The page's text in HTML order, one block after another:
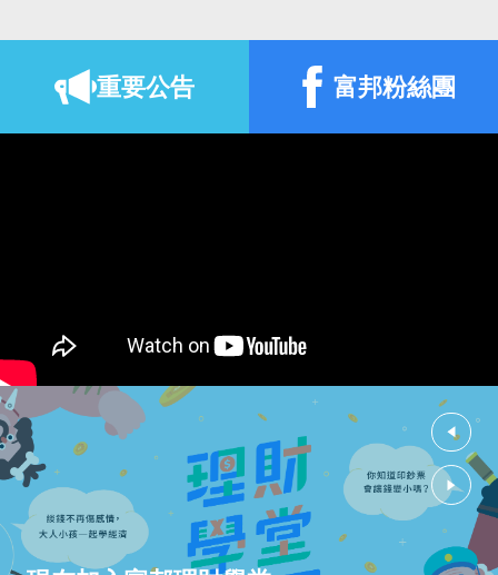
富邦金控連續16年榮獲《亞洲公司
治理》雜誌肯定
董事長蔡明興獲頒亞洲最佳執行長獎 展現公司治理與
02
2026.07
美國托雷多美術館52件珍藏首度來臺「古典光影大師:
林布蘭到哥雅─托雷多美術館珍藏展I」正式開展
2026.07
重要公告 富邦粉絲團
‹
›